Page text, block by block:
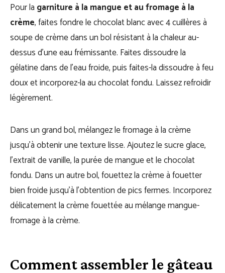
Pour la garniture à la mangue et au fromage à la
crème, faites fondre le chocolat blanc avec 4 cuillères à
soupe de crème dans un bol résistant à la chaleur au-
dessus d’une eau frémissante. Faites dissoudre la
gélatine dans de l’eau froide, puis faites-la dissoudre à feu
doux et incorporez-la au chocolat fondu. Laissez refroidir
légèrement.
Dans un grand bol, mélangez le fromage à la crème
jusqu’à obtenir une texture lisse. Ajoutez le sucre glace,
l’extrait de vanille, la purée de mangue et le chocolat
fondu. Dans un autre bol, fouettez la crème à fouetter
bien froide jusqu’à l’obtention de pics fermes. Incorporez
délicatement la crème fouettée au mélange mangue-
fromage à la crème.
Comment assembler le gâteau